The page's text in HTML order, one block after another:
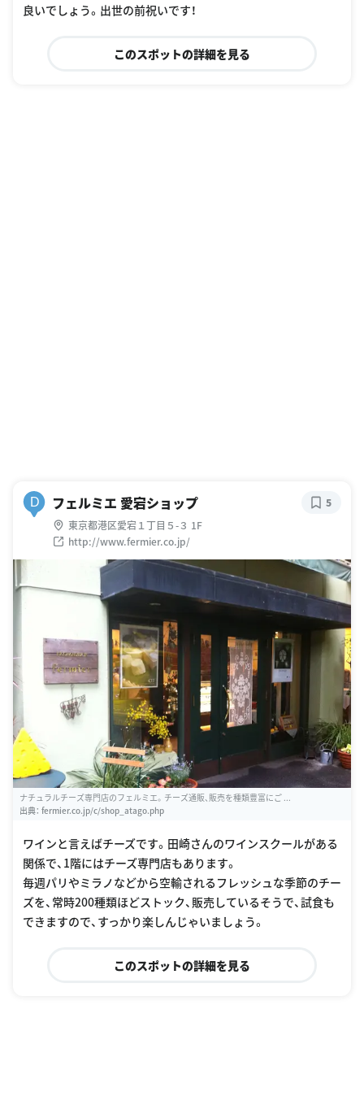
良いでしょう。出世の前祝いです！
このスポットの詳細を見る
D フェルミエ 愛宕ショップ
東京都港区愛宕１丁目５-３ 1F
http://www.fermier.co.jp/
5
ナチュラルチーズ専門店のフェルミエ。チーズ通販、販売を種類豊富にご ...
出典： fermier.co.jp/c/shop_atago.php
ワインと言えばチーズです。田崎さんのワインスクールがある
関係で、1階にはチーズ専門店もあります。
毎週パリやミラノなどから空輸されるフレッシュな季節のチー
ズを、常時200種類ほどストック、販売しているそうで、試食も
できますので、すっかり楽しんじゃいましょう。
このスポットの詳細を見る